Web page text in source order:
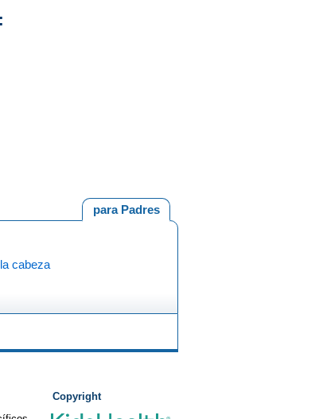
para Padres
cabeza
Copyright